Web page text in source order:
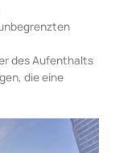
des Aufenthalts
die eine